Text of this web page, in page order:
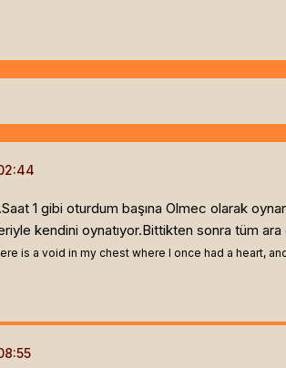
1 gibi oturdum başına Olmec olarak
kendini oynatıyor.Bittikten sonra tüm
is a void in my chest where I once had a heart,